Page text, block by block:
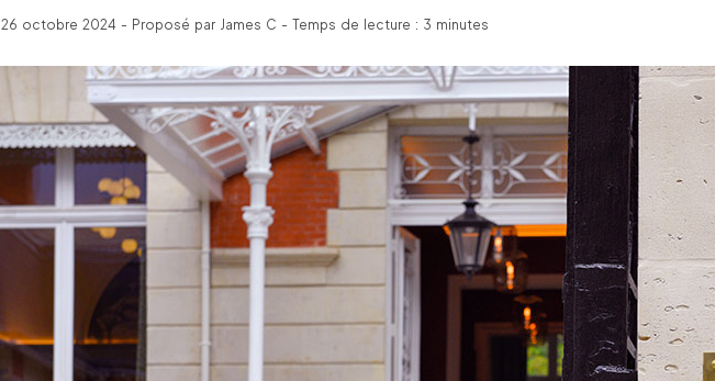
26 octobre 2024 - Proposé par James C - Temps de lecture : 3 minutes